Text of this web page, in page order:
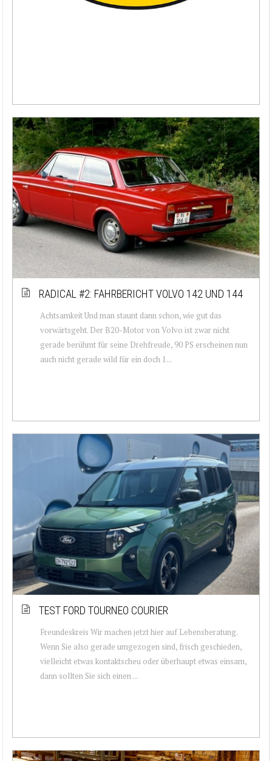
RADICAL #2: FAHRBERICHT VOLVO 142 UND 144
Achtsamkeit Und man staunt dann schon, wie gut das
vorwärtsgeht. Der B20-Motor von Volvo ist zwar nicht
gerade berühmt für seine Drehfreude, 90 PS erscheinen nun
auch nicht gerade wild für ein doch 1...
TEST FORD TOURNEO COURIER
Freundeskreis Wir machen jetzt hier auf Lebensberatung.
Wenn Sie also gerade umgezogen sind, frisch geschieden,
vielleicht etwas kontaktscheu oder überhaupt etwas einsam,
dann sollten Sie sich einen ...